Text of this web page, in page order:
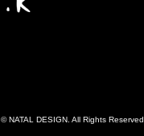
© NATAL DESIGN. All Rights Reserved